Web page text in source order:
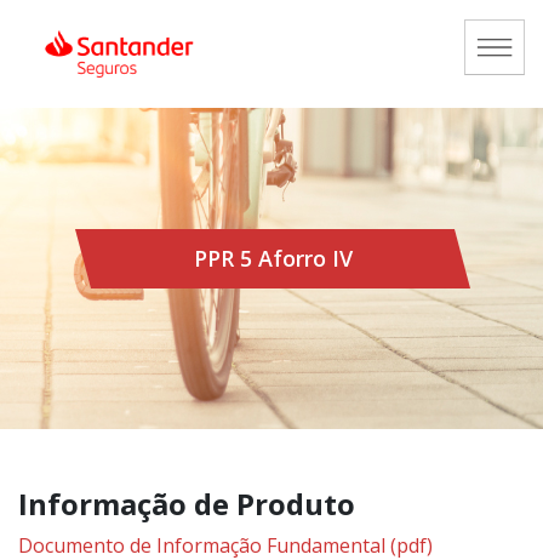
PPR 5 Aforro IV
Informação de Produto
Documento de Informação Fundamental (pdf)